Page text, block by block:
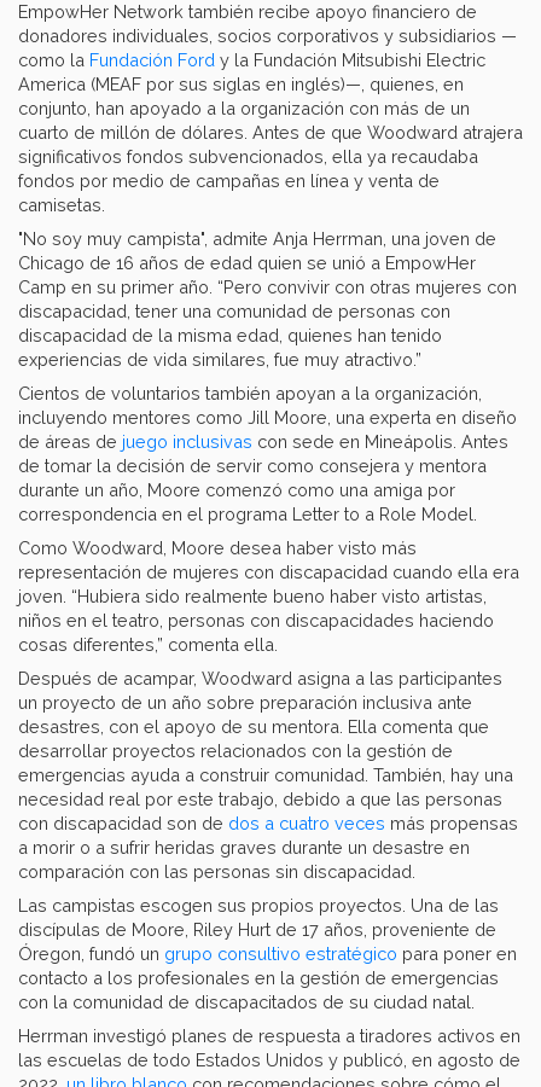
EmpowHer Network también recibe apoyo financiero de
donadores individuales, socios corporativos y subsidiarios —
como la Fundación Ford y la Fundación Mitsubishi Electric
America (MEAF por sus siglas en inglés)—, quienes, en
conjunto, han apoyado a la organización con más de un
cuarto de millón de dólares. Antes de que Woodward atrajera
significativos fondos subvencionados, ella ya recaudaba
fondos por medio de campañas en línea y venta de
camisetas.
"No soy muy campista", admite Anja Herrman, una joven de
Chicago de 16 años de edad quien se unió a EmpowHer
Camp en su primer año. “Pero convivir con otras mujeres con
discapacidad, tener una comunidad de personas con
discapacidad de la misma edad, quienes han tenido
experiencias de vida similares, fue muy atractivo.”
Cientos de voluntarios también apoyan a la organización,
incluyendo mentores como Jill Moore, una experta en diseño
de áreas de juego inclusivas con sede en Mineápolis. Antes
de tomar la decisión de servir como consejera y mentora
durante un año, Moore comenzó como una amiga por
correspondencia en el programa Letter to a Role Model.
Como Woodward, Moore desea haber visto más
representación de mujeres con discapacidad cuando ella era
joven. “Hubiera sido realmente bueno haber visto artistas,
niños en el teatro, personas con discapacidades haciendo
cosas diferentes,” comenta ella.
Después de acampar, Woodward asigna a las participantes
un proyecto de un año sobre preparación inclusiva ante
desastres, con el apoyo de su mentora. Ella comenta que
desarrollar proyectos relacionados con la gestión de
emergencias ayuda a construir comunidad. También, hay una
necesidad real por este trabajo, debido a que las personas
con discapacidad son de dos a cuatro veces más propensas
a morir o a sufrir heridas graves durante un desastre en
comparación con las personas sin discapacidad.
Las campistas escogen sus propios proyectos. Una de las
discípulas de Moore, Riley Hurt de 17 años, proveniente de
Óregon, fundó un grupo consultivo estratégico para poner en
contacto a los profesionales en la gestión de emergencias
con la comunidad de discapacitados de su ciudad natal.
Herrman investigó planes de respuesta a tiradores activos en
las escuelas de todo Estados Unidos y publicó, en agosto de